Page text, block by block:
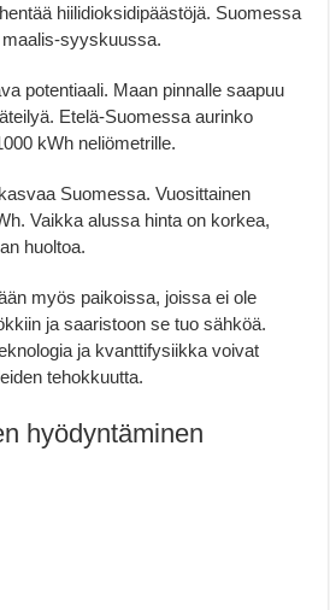
hiilidioksidipäästöjä. Suomessa
syyskuussa.
potentiaali. Maan pinnalle saapuu
Etelä-Suomessa aurinko
kWh neliömetrille.
Suomessa. Vuosittainen
Vaikka alussa hinta on korkea,
huoltoa.
myös paikoissa, joissa ei ole
ja saaristoon se tuo sähköä.
ja kvanttifysiikka voivat
tehokkuutta.
hyödyntäminen